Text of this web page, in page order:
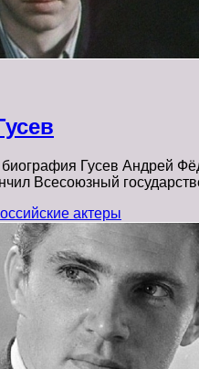
Гусев Андрей
Всесоюзный
актеры